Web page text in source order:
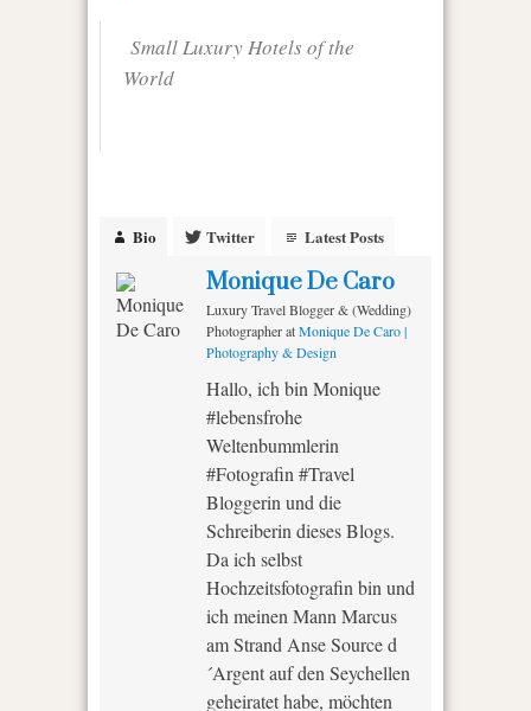
Small Luxury Hotels of the
World
Bio Twitter Latest Posts
Monique De Caro
Luxury Travel Blogger & (Wedding)
PhotographeratMonique De Caro |
Photography & Design
Hallo, ich bin Monique
#lebensfrohe
Weltenbummlerin
#Fotografin #Travel
Bloggerin und die
Schreiberin dieses Blogs.
Da ich selbst
Hochzeitsfotografin bin und
ich meinen Mann Marcus
am Strand Anse Source d
´Argent auf den Seychellen
geheiratet habe, möchten